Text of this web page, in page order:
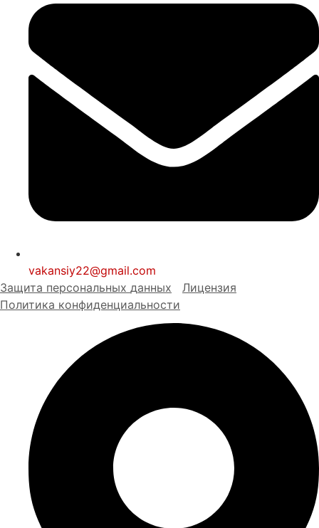
vakansiy22@gmail.com
Защита персональных данных
Лицензия
Политика конфиденциальности